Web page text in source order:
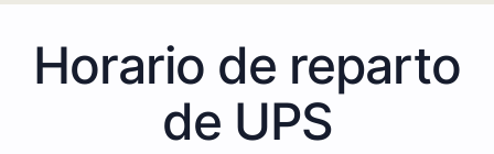
Horario de reparto
de UPS